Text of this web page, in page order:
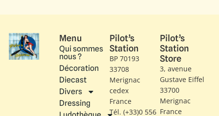
Menu
Qui sommes
nous ?
Décoration
Diecast
Divers
Dressing
Pilot’s
Station
BP 70193
33708
Merignac
cedex
France
Tél. (+33)0 556
Pilot’s
Station
Store
3, avenue
Gustave Eiffel​
33700
Merignac
France